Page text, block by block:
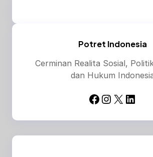
Potret Indonesia
Cerminan Realita Sosial,
dan Hukum
Facebook Instagram X LinkedIn